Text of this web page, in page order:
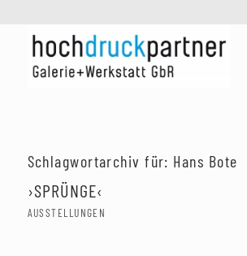
Schlagwortarchiv für: Hans Bote
›SPRÜNGE‹
AUSSTELLUNGEN